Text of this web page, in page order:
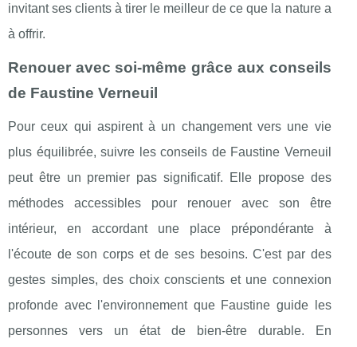
invitant ses clients à tirer le meilleur de ce que la nature a
à offrir.
Renouer avec soi-même grâce aux conseils
de Faustine Verneuil
Pour ceux qui aspirent à un changement vers une vie
plus équilibrée, suivre les conseils de Faustine Verneuil
peut être un premier pas significatif. Elle propose des
méthodes accessibles pour renouer avec son être
intérieur, en accordant une place prépondérante à
l'écoute de son corps et de ses besoins. C'est par des
gestes simples, des choix conscients et une connexion
profonde avec l'environnement que Faustine guide les
personnes vers un état de bien-être durable. En